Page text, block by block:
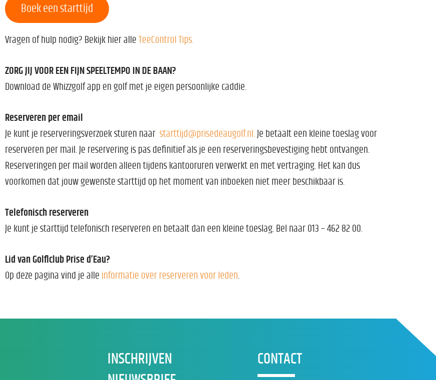
Boek een starttijd
Vragen of hulp nodig? Bekijk hier alle TeeControl Tips.
ZORG JIJ VOOR EEN FIJN SPEELTEMPO IN DE BAAN?
Download de Whizzgolf app en golf met je eigen persoonlijke caddie.
Reserveren per email
Je kunt je reserveringsverzoek sturen naar starttijd@prisedeaugolf.nl. Je betaalt een kleine toeslag voor
reserveren per mail. Je reservering is pas definitief als je een reserveringsbevestiging hebt ontvangen.
Reserveringen per mail worden alleen tijdens kantooruren verwerkt en met vertraging. Het kan dus
voorkomen dat jouw gewenste starttijd op het moment van inboeken niet meer beschikbaar is.
Telefonisch reserveren
Je kunt je starttijd telefonisch reserveren en betaalt dan een kleine toeslag. Bel naar 013 – 462 82 00.
Lid van Golflclub Prise d’Eau?
Op deze pagina vind je alle informatie over reserveren voor leden.
INSCHRIJVEN
CONTACT